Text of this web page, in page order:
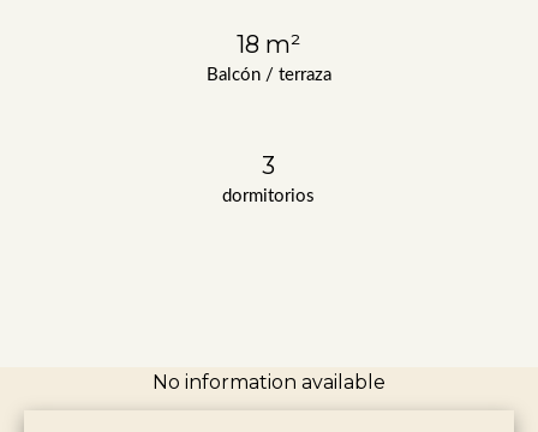
Balcón / terraza
18 m²
dormitorios
3
No information available